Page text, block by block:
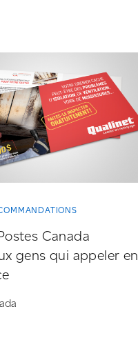
Canada
gens qui appeler en